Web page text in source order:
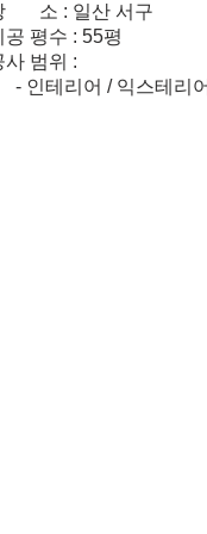
소 : 일산 서구
공 평수 : 55평
사 범위 :
인테리어 / 익스테리